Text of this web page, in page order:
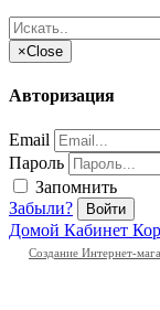
×Close
Авторизация
Email
Пароль
Запомнить
Забыли?
Войти
Домой Кабинет
Создание Интернет-